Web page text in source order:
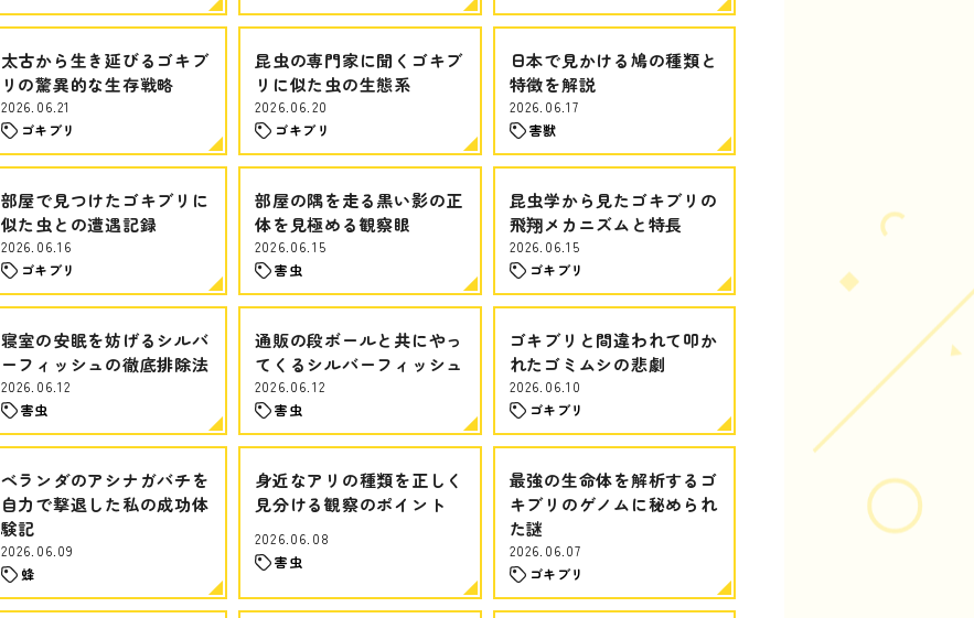
太古から生き延びるゴキブ
リの驚異的な生存戦略
2026.06.21
ゴキブリ
昆虫の専門家に聞くゴキブ
リに似た虫の生態系
2026.06.20
ゴキブリ
日本で見かける鳩の種類と
特徴を解説
2026.06.17
害獣
部屋で見つけたゴキブリに
似た虫との遭遇記録
2026.06.16
ゴキブリ
部屋の隅を走る黒い影の正
体を見極める観察眼
2026.06.15
害虫
昆虫学から見たゴキブリの
飛翔メカニズムと特長
2026.06.15
ゴキブリ
寝室の安眠を妨げるシルバ
ーフィッシュの徹底排除法
2026.06.12
害虫
通販の段ボールと共にやっ
てくるシルバーフィッシュ
2026.06.12
害虫
ゴキブリと間違われて叩か
れたゴミムシの悲劇
2026.06.10
ゴキブリ
ベランダのアシナガバチを
自力で撃退した私の成功体
験記
2026.06.09
蜂
身近なアリの種類を正しく
見分ける観察のポイント
2026.06.08
害虫
最強の生命体を解析するゴ
キブリのゲノムに秘められ
た謎
2026.06.07
ゴキブリ